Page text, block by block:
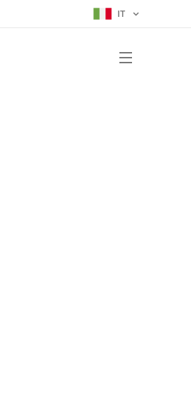
IT